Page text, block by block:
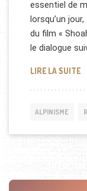
essentiel de
lorsqu’un
du film «
le dialogue
LIRE LA SUITE
ALPINISME